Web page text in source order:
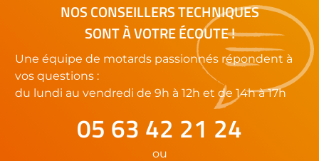
NOS CONSEILLERS TECHNIQUES
SONT À VOTRE ÉCOUTE !
Une équipe de motards passionnés répondent à
vos questions :
du lundi au vendredi de 9h à 12h et de 14h à 17h
05 63 42 21 24
ou